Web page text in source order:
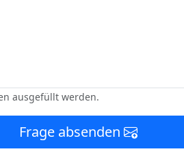
ausgefüllt werden.
Frage absenden